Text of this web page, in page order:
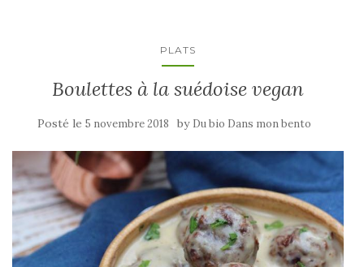
PLATS
Boulettes à la suédoise vegan
Posté le 5 novembre 2018 by Du bio Dans mon bento